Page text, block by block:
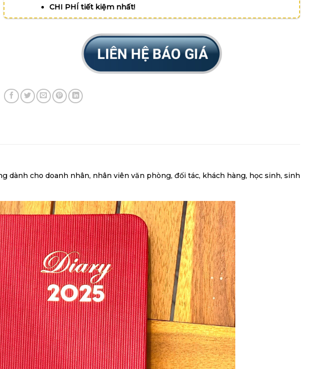
CHI PHÍ tiết kiệm nhất!
dành cho doanh nhân, nhân viên văn phòng, đối tác, khách hàng, học sinh, sinh